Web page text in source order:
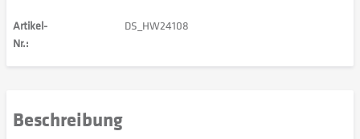
Artikel-
Nr.:
DS_HW24108
Beschreibung